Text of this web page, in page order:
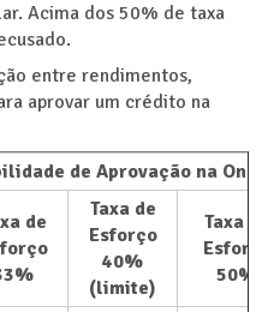
Acima dos 50% de taxa
entre rendimentos,
aprovar um crédito na
de Aprovação na Oney
de
Taxa de
Esforço
40%
(limite)
Taxa
50%